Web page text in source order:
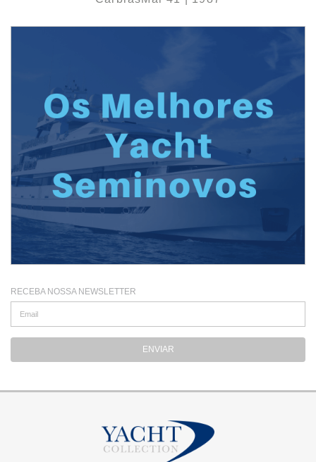
RECEBA NOSSA NEWSLETTER
ENVIAR